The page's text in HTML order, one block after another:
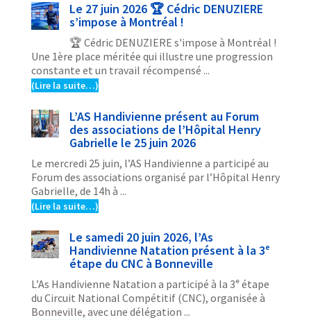
Le 27 juin 2026 🏆 Cédric DENUZIERE
s’impose à Montréal !
🏆 Cédric DENUZIERE s'impose à Montréal !
Une 1ère place méritée qui illustre une progression
constante et un travail récompensé ...
(Lire la suite…)
L’AS Handivienne présent au Forum
des associations de l’Hôpital Henry
Gabrielle le 25 juin 2026
Le mercredi 25 juin, l’AS Handivienne a participé au
Forum des associations organisé par l’Hôpital Henry
Gabrielle, de 14h à ...
(Lire la suite…)
Le samedi 20 juin 2026, l’As
Handivienne Natation présent à la 3ᵉ
étape du CNC à Bonneville
L’As Handivienne Natation a participé à la 3ᵉ étape
du Circuit National Compétitif (CNC), organisée à
Bonneville, avec une délégation ...